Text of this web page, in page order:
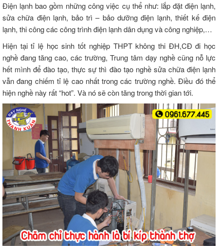
Điện lạnh bao gồm những công việc cụ thể như: lắp đặt điện lạnh,
sửa chữa điện lạnh, bảo trì – bảo dưỡng điện lạnh, thiết kế điện
lạnh, thi công các công trình điện lạnh dân dụng và công nghiệp,…
Hiện tại tỉ lệ học sinh tốt nghiệp THPT không thi ĐH,CĐ đi học
nghề đang tăng cao, các trường, Trung tâm dạy nghề cũng nỗ lực
hết mình để đào tạo, thực sự thì đào tạo nghề sửa chữa điện lạnh
vẫn đang chiếm tỉ lệ cao nhất trong các trường nghề. Điều đó thể
hiện nghề này rất “hot”. Và nó sẽ còn tăng trong thời gian tới.